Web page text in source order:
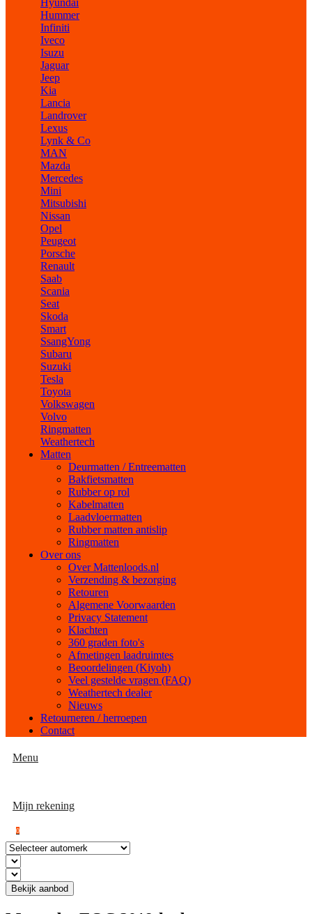
Hyundai
Hummer
Infiniti
Iveco
Isuzu
Jaguar
Jeep
Kia
Lancia
Landrover
Lexus
Lynk & Co
MAN
Mazda
Mercedes
Mini
Mitsubishi
Nissan
Opel
Peugeot
Porsche
Renault
Saab
Scania
Seat
Skoda
Smart
SsangYong
Subaru
Suzuki
Tesla
Toyota
Volkswagen
Volvo
Ringmatten
Weathertech
Matten
Deurmatten / Entreematten
Bakfietsmatten
Rubber op rol
Kabelmatten
Laadvloermatten
Rubber matten antislip
Ringmatten
Over ons
Over Mattenloods.nl
Verzending & bezorging
Retouren
Algemene Voorwaarden
Privacy Statement
Klachten
360 graden foto's
Afmetingen laadruimtes
Beoordelingen (Kiyoh)
Veel gestelde vragen (FAQ)
Weathertech dealer
Nieuws
Retourneren / herroepen
Contact
Menu
Mijn rekening
0
Bekijk aanbod